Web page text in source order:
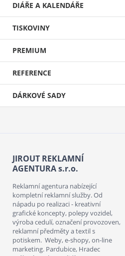
DIÁŘE A KALENDÁŘE
TISKOVINY
PREMIUM
REFERENCE
DÁRKOVÉ SADY
JIROUT REKLAMNÍ
AGENTURA s.r.o.
Reklamní agentura nabízející
kompletní reklamní služby. Od
nápadu po realizaci - kreativní
grafické koncepty, polepy vozidel,
výroba cedulí, označení provozoven,
reklamní předměty a textil s
potiskem. Weby, e-shopy, on-line
marketing. Pardubice, Hradec